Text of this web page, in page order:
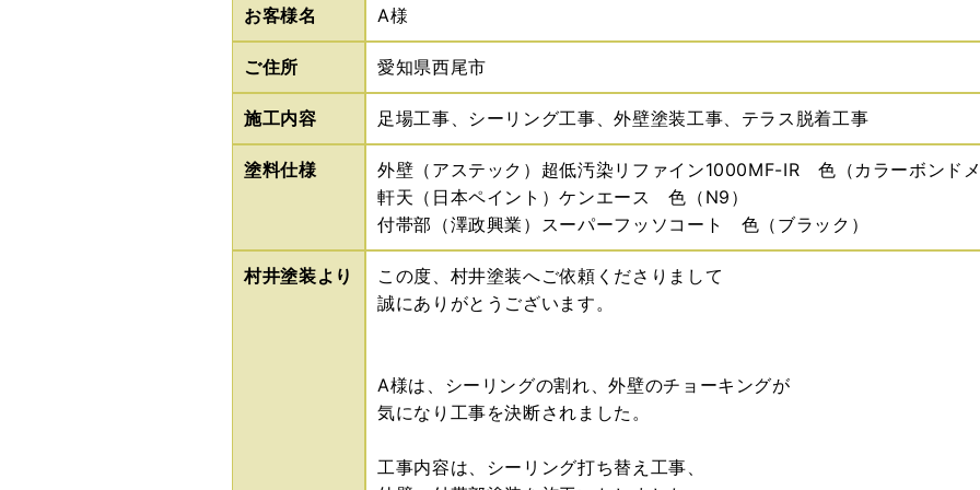
お客様名 A様
ご住所 愛知県西尾市
施工内容 足場工事、シーリング工事、外壁塗装工事、テラス脱着工事
塗料仕様
外壁（アステック）超低汚染リファイン1000MF-IR 色（カラーボンドメ
軒天（日本ペイント）ケンエース 色（N9）
付帯部（澤政興業）スーパーフッソコート 色（ブラック）
村井塗装より
この度、村井塗装へご依頼くださりまして
誠にありがとうございます。
A様は、シーリングの割れ、外壁のチョーキングが
気になり工事を決断されました。
工事内容は、シーリング打ち替え工事、